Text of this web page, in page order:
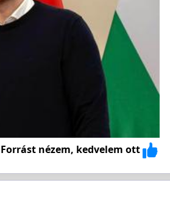
Forrást nézem, kedvelem ott